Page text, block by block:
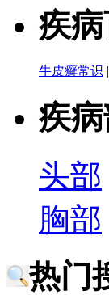
疾
牛皮癣常识 |
疾
头部
胸部
热门